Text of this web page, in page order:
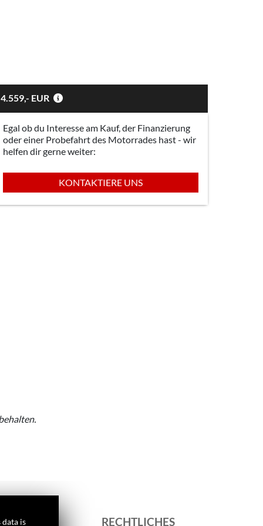
4.559,- EUR
Egal ob du Interesse am Kauf, der Finanzierung
oder einer Probefahrt des Motorrades hast - wir
helfen dir gerne weiter:
KONTAKTIERE UNS
RECHTLICHES
data is